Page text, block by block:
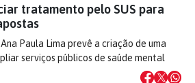
tratamento pelo SUS para
Paula Lima prevê a criação de uma
serviços públicos de saúde mental